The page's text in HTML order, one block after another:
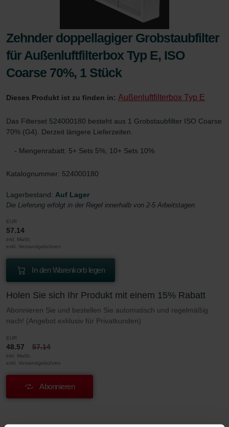
Zehnder doppellagiger Grobstaubfilter
für Außenluftfilterbox Typ E, ISO
Coarse 70%, 1 Stück
Dieses Produkt ist zu finden in: Außenluftfilterbox Typ E
Das Filterset 524000180 besteht aus 1 Grobstaubfilter ISO Coarse
70% (G4). Derzeit längere Lieferzeiten.
- Mengenrabatt: 5+ Sets 5%, 10+ Sets 10%
Katalognummer: 524000180
Lagerbestand: Auf Lager
Die Lieferung erfolgt in der Regel innerhalb von 2-5 Arbeitstagen
EUR
57.14
inkl. MwSt.
exkl. Versandgebühren
In den Warenkorb legen
Holen Sie sich Ihr Produkt mit einem 15% Rabatt
Abonnieren Sie und bestellen Sie automatisch und regelmäßig
nach! (Angebot exklusiv für Privatkunden)
EUR
48.57 57.14
inkl. MwSt.
exkl. Versandgebühren
Abonnieren